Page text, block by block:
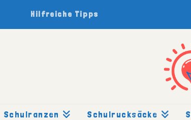
Hilfreiche Tipps
Schulranzen Schulrucksäcke